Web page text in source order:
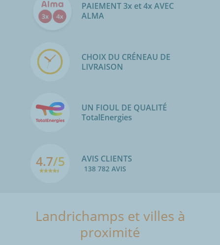
PAIEMENT 3x et 4x AVEC
ALMA
CHOIX DU CRÉNEAU DE
LIVRAISON
UN FIOUL DE QUALITÉ
TotalEnergies
4.7/5 AVIS CLIENTS
138 782 AVIS
Landrichamps et villes à
proximité